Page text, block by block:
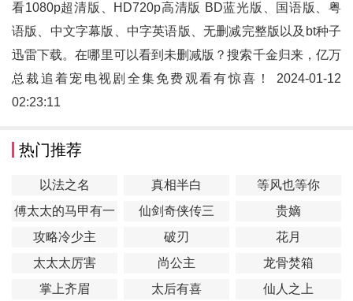
看1080p超清版、HD720p高清版 BD蓝光版、国语版、粤
语版、中文字幕版、中字英语版、无删减完整版以及bt种子
迅雷下载。在哪里可以看到未删减版？搜索千金归来，亿万
总裁追着宠电视剧全集免费观看有惊喜！ 2024-01-12
02:23:11
热门推荐
以法之名 真相半白
等风也等你
傅太太的马甲有一
点多
仙剑奇侠传三
贵嫡
攻略冷少主
破刃
花月
太太太厉害
尚公主
龙骨焚箱
掌上齐眉
太后有喜 仙人之上